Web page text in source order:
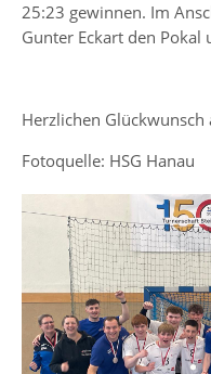
25:23 gewinnen. Im
Gunter Eckart den Pokal
Herzlichen
Fotoquelle: HSG Hanau